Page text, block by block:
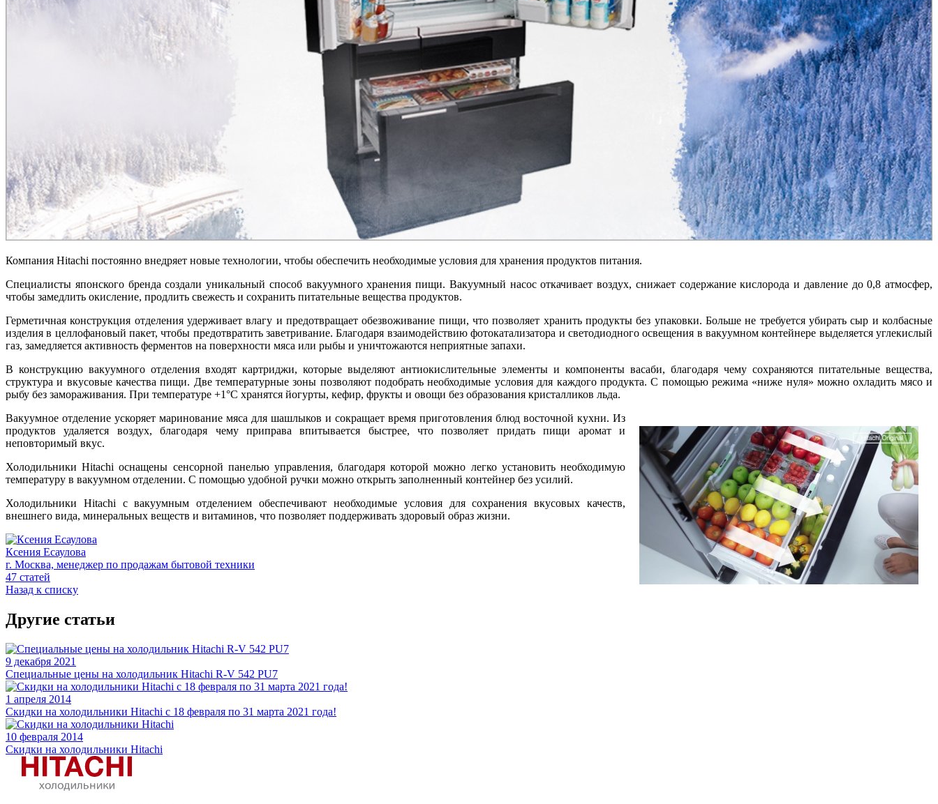
Компания Hitachi постоянно внедряет новые технологии, чтобы обеспечить необходимые условия для хранения продуктов питания.
Специалисты японского бренда создали уникальный способ вакуумного хранения пищи. Вакуумный насос откачивает воздух, снижает содержание кислорода и давление до 0,8 атмосфер,
чтобы замедлить окисление, продлить свежесть и сохранить питательные вещества продуктов.
Герметичная конструкция отделения удерживает влагу и предотвращает обезвоживание пищи, что позволяет хранить продукты без упаковки. Больше не требуется убирать сыр и колбасные
изделия в целлофановый пакет, чтобы предотвратить заветривание. Благодаря взаимодействию фотокатализатора и светодиодного освещения в вакуумном контейнере выделяется углекислый
газ, замедляется активность ферментов на поверхности мяса или рыбы и уничтожаются неприятные запахи.
В конструкцию вакуумного отделения входят картриджи, которые выделяют антиокислительные элементы и компоненты васаби, благодаря чему сохраняются питательные вещества,
структура и вкусовые качества пищи. Две температурные зоны позволяют подобрать необходимые условия для каждого продукта. С помощью режима «ниже нуля» можно охладить мясо и
рыбу без замораживания. При температуре +1°C хранятся йогурты, кефир, фрукты и овощи без образования кристалликов льда.
Вакуумное отделение ускоряет маринование мяса для шашлыков и сокращает время приготовления блюд восточной кухни. Из
продуктов удаляется воздух, благодаря чему приправа впитывается быстрее, что позволяет придать пищи аромат и
неповторимый вкус.
Холодильники Hitachi оснащены сенсорной панелью управления, благодаря которой можно легко установить необходимую
температуру в вакуумном отделении. С помощью удобной ручки можно открыть заполненный контейнер без усилий.
Холодильники Hitachi с вакуумным отделением обеспечивают необходимые условия для сохранения вкусовых качеств,
внешнего вида, минеральных веществ и витаминов, что позволяет поддерживать здоровый образ жизни.
Ксения Есаулова
г. Москва, менеджер по продажам бытовой техники
47 статей
Назад к списку
Другие статьи
9 декабря 2021
Специальные цены на холодильник Hitachi R-V 542 PU7
1 апреля 2014
Скидки на холодильники Hitachi c 18 февраля по 31 марта 2021 года!
10 февраля 2014
Скидки на холодильники Hitachi